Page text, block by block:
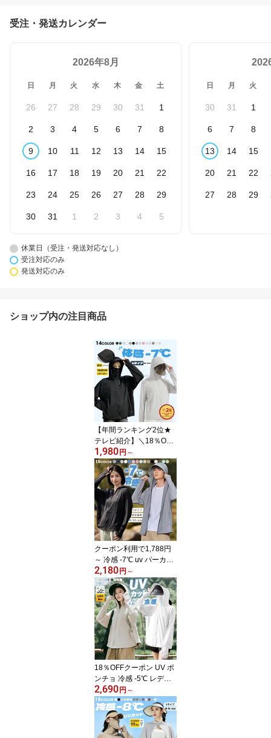
受注・発送カレンダー
2026年8月
日 月 火 水 木 金 土
26 27 28 29 30 31 1
2 3 4 5 6 7 8
9 10 11 12 13 14 15
16 17 18 19 20 21 22
23 24 25 26 27 28 29
30 31 1 2 3 4 5
日 月 火
30 31 1
6 7 8
13 14 15
20 21 22
27 28 29
休業日（受注・発送対応なし）
受注対応のみ
発送対応のみ
ショップ内の注目商品
【年間ランキング2位★
テレビ紹介】＼18％OFF
クーポン 8/11 23:59まで
／uvカット パーカー 冷
感 UV レディース uvカッ
トパーカー 接触冷感 長
袖 ラッシュガード メン
ズ UVパーカー 遮光 メッ
シュ 通気口 涼しい トッ
プス 大きいサイズ 日焼
け防止服 日よけ サンバ
イザー 即納
1,980円 ～
クーポン利用で1,788円
～ 冷感 -7℃ uv パーカー
長袖 ラッシュガード コ
ーディング 遮光 4タイプ
レディース uvカット ジ
ップアップ UVパーカー
薄手 メンズ アウター 指
穴 UPF100+ トップス 大
きいサイズ 日焼け防止
ユニセックス 指穴 吸汗
速乾 ストレッチ 紫外線
対策 夏
2,180円 ～
18％OFFクーポン UV ポ
ンチョ 冷感 -5℃ レディ
ース uvカット パーカー
長袖 ラッシュガード 遮
光 コーディング つば 日
除け サンバイザー 2タイ
プ 涼しい uvパーカー 手
2,690円 ～